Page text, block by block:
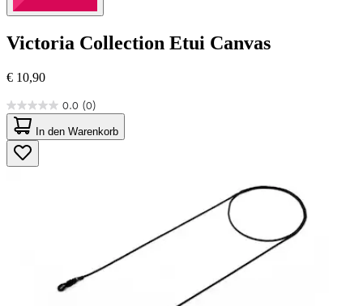
Victoria Collection Etui Canvas
€ 10,90
0.0 (0)
0.0
von
5
Sternen.
In den Warenkorb